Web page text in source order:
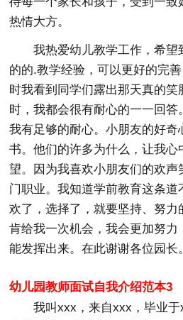
热情大方。
我热爱幼儿教学工作，希
的的.教学经验，可以更好的完
时我看到同学们露出那天真的笑
时，我都会很有耐心的一一回答
我有足够的耐心。小朋友的好奇
书。他们的许多为什么，让我心
望。因为我喜欢小朋友们的欢
门职业。我知道学前教育这条
欢了，选择了，就要坚持、努力
肯给我一次机会，我会更加努
能发挥出来。在此谢谢各位园长。
幼儿园教师面试自我介绍范本3
我叫xxx，来自xxx，毕业